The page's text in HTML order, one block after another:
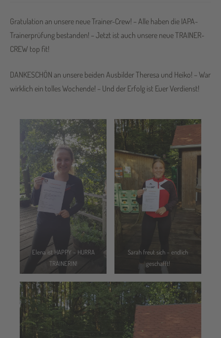
Gratulation an unsere neue Trainer-Crew! – Alle haben die IAPA-
Trainerprüfung bestanden! – Jetzt ist auch unsere neue TRAINER-
CREW top fit!
DANKESCHÖN an unsere beiden Ausbilder Theresa und Heiko! – War
wirklich ein tolles Wochende! – Und der Erfolg ist Euer Verdienst!
Elena ist HAPPY – HURRA
TRAINERIN!
Sarah freut sich – endlich
geschafft!